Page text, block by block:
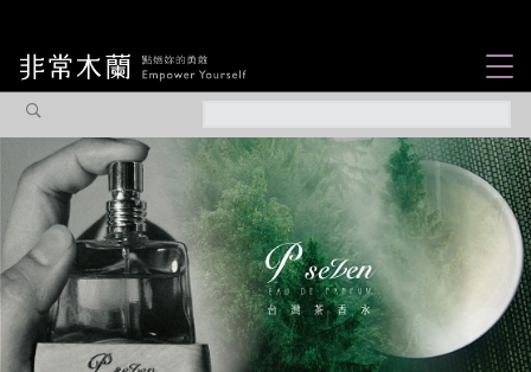
觀點專欄
焦點企劃
社會企業
認識我們